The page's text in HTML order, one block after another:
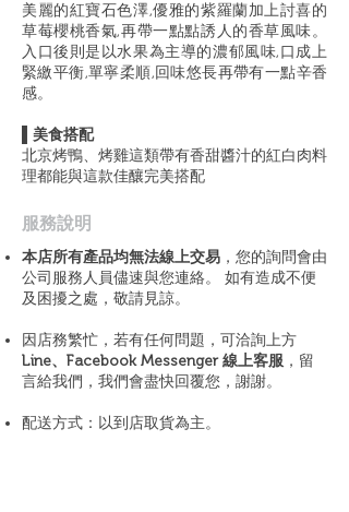
美麗的紅寶石色澤,優雅的紫羅蘭加上討喜的
草莓櫻桃香氣,再帶一點點誘人的香草風味。
入口後則是以水果為主導的濃郁風味,口成上
緊繳平衡,單寧柔順,回味悠長再帶有一點辛香
感。
▌美食搭配
北京烤鴨、烤雞這類帶有香甜醬汁的紅白肉料
理都能與這款佳釀完美搭配
​服務說明
本店所有產品均無法線上交易 ，您的詢問會由
公司服務人員儘速與您連絡。 如有造成不便
及困擾之處，敬請見諒。
因店務繁忙，若有任何問題，可洽詢上方
Line、Facebook Messenger 線上客服 ，留
言給我們，我們會盡快回覆您，謝謝。
配送方式：以到店取貨為主。